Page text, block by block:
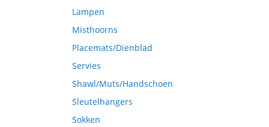
Lampen
Misthoorns
Placemats/Dienblad
Servies
Shawl/Muts/Handschoen
Sleutelhangers
Sokken